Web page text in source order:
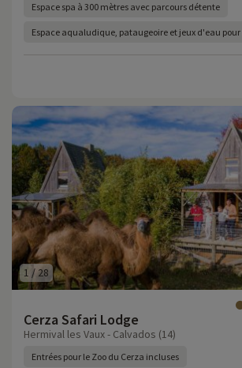
Espace spa à 300 mètres avec parcours détente
Espace aqualudique, pataugeoire et jeux d'eau
1 /28
Cerza Safari Lodge
Hermival les Vaux - Calvados (14)
Entrées pour le Zoo du Cerza incluses